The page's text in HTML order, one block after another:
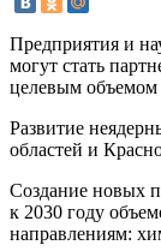
Предприятия и
могут стать
целевым объемом
Развитие
областей и
Создание новых
к 2030 году
направлениям: